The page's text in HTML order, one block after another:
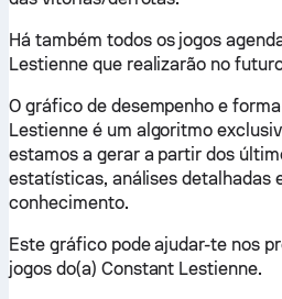
Há também todos os jogos
Lestienne que realizarão no
O gráfico de desempenho e
Lestienne é um algoritmo
estamos a gerar a partir dos
estatísticas, análises detalhadas
conhecimento.
Este gráfico pode ajudar-te nos
jogos do(a) Constant Lestienne.